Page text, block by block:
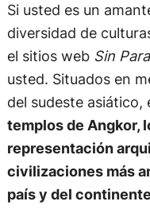
Si usted es un
diversidad de
el sitios web Sin
usted. Situados en
del sudeste asiático,
templos de Angkor,
representación
civilizaciones más
país y del